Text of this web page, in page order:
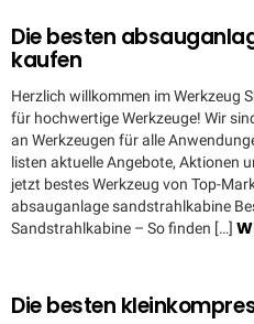
Die besten
kaufen
Herzlich willkommen im Werkzeug
für hochwertige Werkzeuge! Wir
an Werkzeugen für alle
listen aktuelle Angebote, Aktionen
jetzt bestes Werkzeug von Top-
absauganlage sandstrahlkabine
Sandstrahlkabine – So finden […]
Die besten